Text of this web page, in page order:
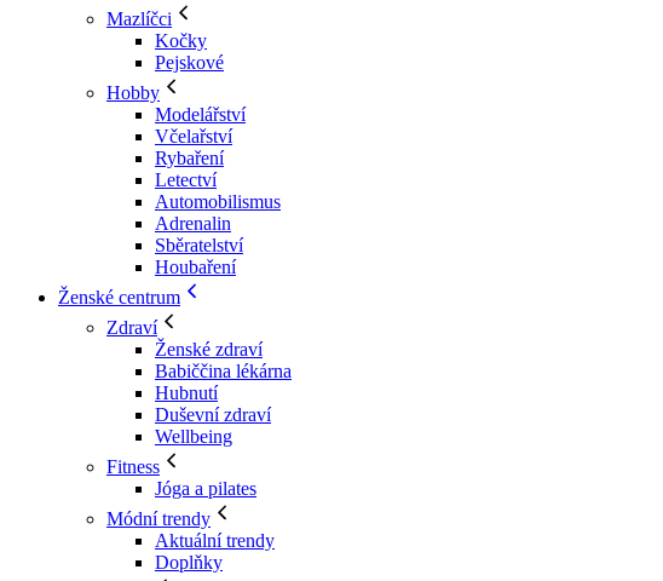
Mazlíčci
Kočky
Pejskové
Hobby
Modelářství
Včelařství
Rybaření
Letectví
Automobilismus
Adrenalin
Sběratelství
Houbaření
Ženské centrum
Zdraví
Ženské zdraví
Babiččina lékárna
Hubnutí
Duševní zdraví
Wellbeing
Fitness
Jóga a pilates
Módní trendy
Aktuální trendy
Doplňky